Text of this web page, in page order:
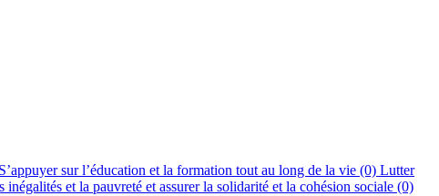
S’appuyer sur l’éducation et la formation tout au long de la vie (0) Lutter
inégalités et la pauvreté et assurer la solidarité et la cohésion sociale (0)